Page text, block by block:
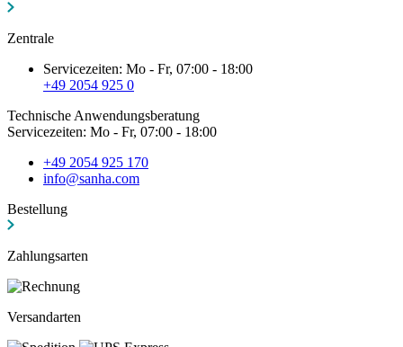
Zentrale
Servicezeiten: Mo - Fr, 07:00 - 18:00
+49 2054 925 0
Technische Anwendungsberatung
Servicezeiten: Mo - Fr, 07:00 - 18:00
+49 2054 925 170
info@sanha.com
Bestellung
Zahlungsarten
Versandarten